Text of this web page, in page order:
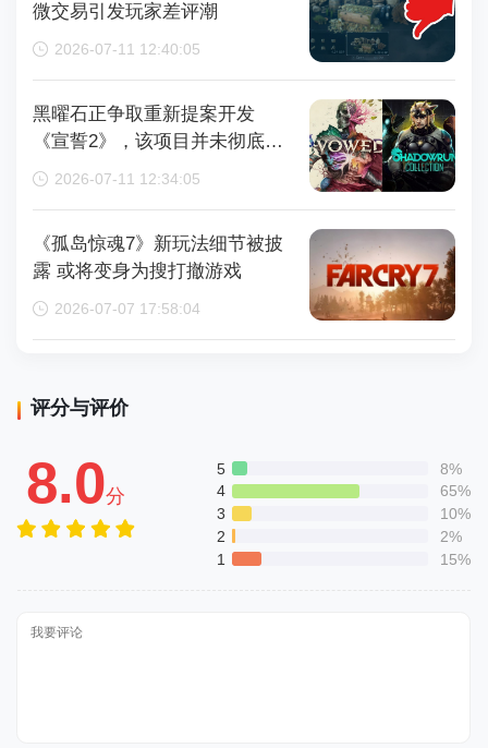
微交易引发玩家差评潮
2026-07-11 12:40:05
黑曜石正争取重新提案开发
《宣誓2》，该项目并未彻底取
消
2026-07-11 12:34:05
《孤岛惊魂7》新玩法细节被披
露 或将变身为搜打撤游戏
2026-07-07 17:58:04
评分与评价
8.0分
5
8%
4
65%
3
10%
2
2%
1
15%